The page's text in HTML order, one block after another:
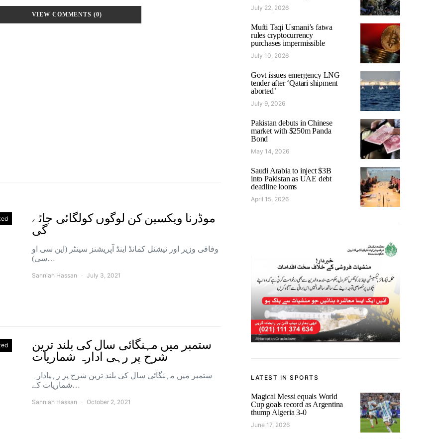
VIEW COMMENTS (0)
موڈرنا ویکسین کن لوگوں کولگائی جائے
گی
وفاقی وزیر اور نیشنل کمانڈ اینڈ آپریشنز سینٹر (این سی او
سی)…
Sanniah Hassan July 3, 2021
ستمبر میں مہنگائی سال کی بلند ترین
شرح پر رہی ادارہ شماریات
ستمبر میں مہنگائی سال کی بلند ترین شرح پر رہیادارہ
شماریات کے…
Sanniah Hassan October 2, 2021
July 22, 2026
Mufti Taqi Usmani’s fatwa
rules cryptocurrency
purchases impermissible
July 10, 2026
Govt issues emergency LNG
tender after ‘Qatari shipment
aborted’
July 9, 2026
Pakistan debuts in Chinese
market with $250m Panda
Bond
May 14, 2026
Saudi Arabia to inject $3B
into Pakistan as UAE debt
deadline looms
April 15, 2026
LATEST IN SPORTS
Magical Messi equals World
Cup goals record as Argentina
thump Algeria 3-0
June 17, 2026